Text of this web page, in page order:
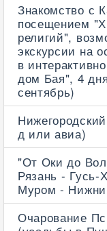
Знакомство с
посещением
религий",
экскурсии на
в
дом Бая", 4
сентябрь)
д или авиа)
"От Оки до
Рязань - Гусь-
Муром -
Очарование